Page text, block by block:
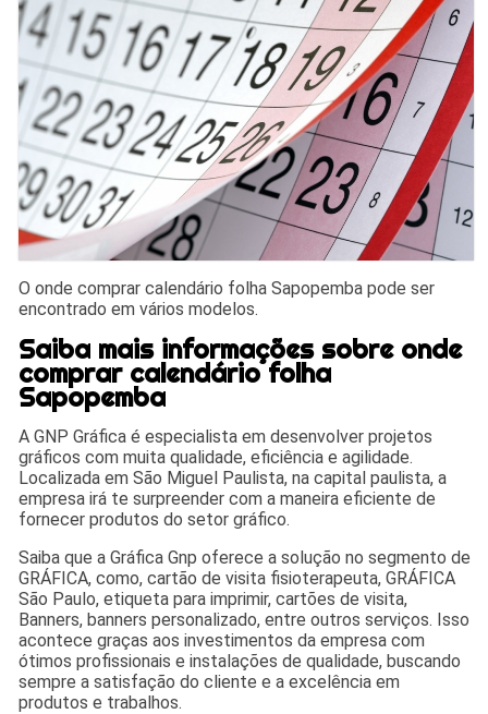
O onde comprar calendário folha Sapopemba pode ser
encontrado em vários modelos.
Saiba mais informações sobre onde
comprar calendário folha
Sapopemba
A GNP Gráfica é especialista em desenvolver projetos
gráficos com muita qualidade, eficiência e agilidade.
Localizada em São Miguel Paulista, na capital paulista, a
empresa irá te surpreender com a maneira eficiente de
fornecer produtos do setor gráfico.
Saiba que a Gráfica Gnp oferece a solução no segmento de
GRÁFICA, como, cartão de visita fisioterapeuta, GRÁFICA
São Paulo, etiqueta para imprimir, cartões de visita,
Banners, banners personalizado, entre outros serviços. Isso
acontece graças aos investimentos da empresa com
ótimos profissionais e instalações de qualidade, buscando
sempre a satisfação do cliente e a excelência em
produtos e trabalhos.